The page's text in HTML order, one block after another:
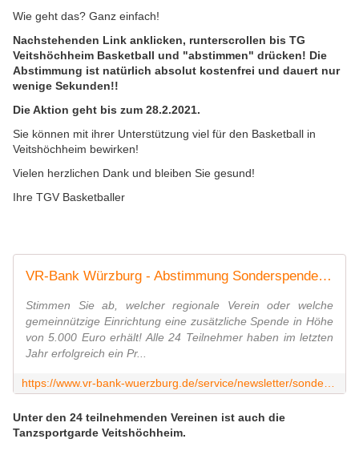
Wie geht das? Ganz einfach!
Nachstehenden Link anklicken, runterscrollen bis TG
Veitshöchheim Basketball und "abstimmen" drücken! Die
Abstimmung ist natürlich absolut kostenfrei und dauert nur
wenige Sekunden!!
Die Aktion geht bis zum 28.2.2021.
Sie können mit ihrer Unterstützung viel für den Basketball in
Veitshöchheim bewirken!
Vielen herzlichen Dank und bleiben Sie gesund!
Ihre TGV Basketballer
VR-Bank Würzburg - Abstimmung Sonderspende 02.21
Stimmen Sie ab, welcher regionale Verein oder welche
gemeinnützige Einrichtung eine zusätzliche Spende in Höhe
von 5.000 Euro erhält! Alle 24 Teilnehmer haben im letzten
Jahr erfolgreich ein Pr...
Unter den 24 teilnehmenden Vereinen ist auch die
Tanzsportgarde Veitshöchheim.